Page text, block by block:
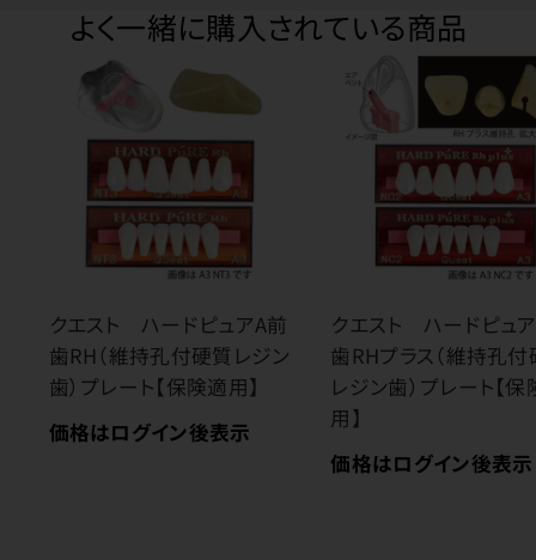
よく一緒に購入されている商品
クエスト ハードピュアA前
歯RH（維持孔付硬質レジン
歯）プレート【保険適用】
価格はログイン後表示
クエスト ハードピュ
歯RHプラス（維持孔
レジン歯）プレート【
用】
価格はログイン後表示